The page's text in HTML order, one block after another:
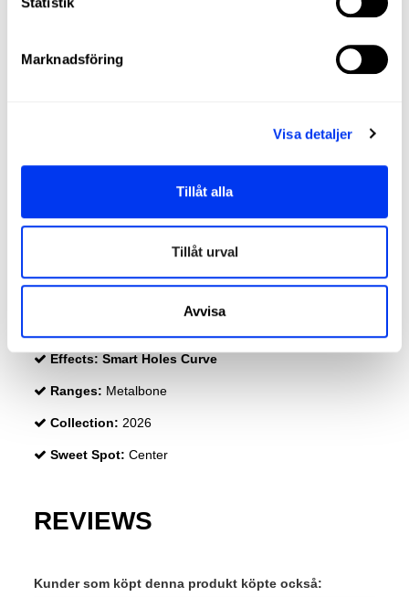
Marknadsföring
Visa detaljer
Tillåt alla
Tillåt urval
Avvisa
Round
Length: 455 Mm
Protector: Metalbone Protector Tape
Effects: Smart Holes Curve
Ranges: Metalbone
Collection: 2026
Sweet Spot: Center
REVIEWS
Kunder som köpt denna produkt köpte också: